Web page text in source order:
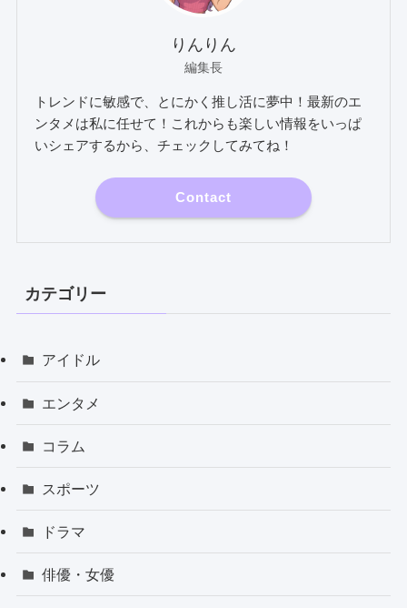
りんりん
編集長
トレンドに敏感で、とにかく推し活に夢中！最新のエ
ンタメは私に任せて！これからも楽しい情報をいっぱ
いシェアするから、チェックしてみてね！
Contact
カテゴリー
アイドル
エンタメ
コラム
スポーツ
ドラマ
俳優・女優